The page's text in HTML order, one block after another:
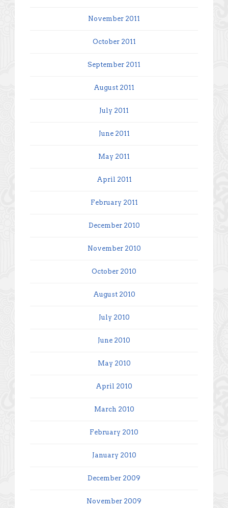
November 2011
October 2011
September 2011
August 2011
July 2011
June 2011
May 2011
April 2011
February 2011
December 2010
November 2010
October 2010
August 2010
July 2010
June 2010
May 2010
April 2010
March 2010
February 2010
January 2010
December 2009
November 2009